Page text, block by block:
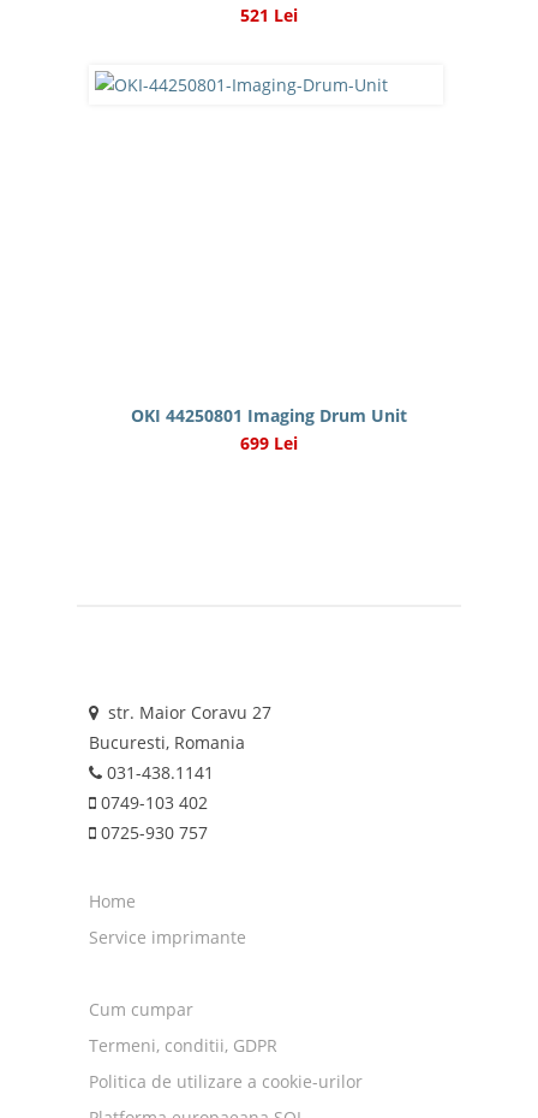
521 Lei
OKI 44250801 Imaging Drum Unit
699 Lei
str. Maior Coravu 27
Bucuresti, Romania
031-438.1141
0749-103 402
0725-930 757
Home
Service imprimante
Cum cumpar
Termeni, conditii, GDPR
Politica de utilizare a cookie-urilor